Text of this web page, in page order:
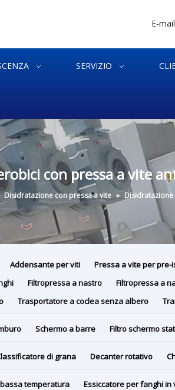
E-
SERVIZIO
con pressa a vite
Disidratazione con pressa a vite »
Addensante per viti Pressa a vite per pre-
Filtropressa a nastro Filtropressa a
Trasportatore a coclea senza albero
Schermo a barre Filtro schermo
di grana Decanter rotativo
temperatura
Essiccatore per fanghi